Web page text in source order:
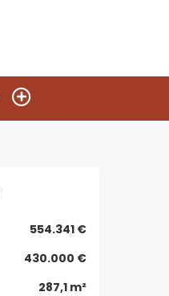
554.341 €
430.000 €
287,1 m²